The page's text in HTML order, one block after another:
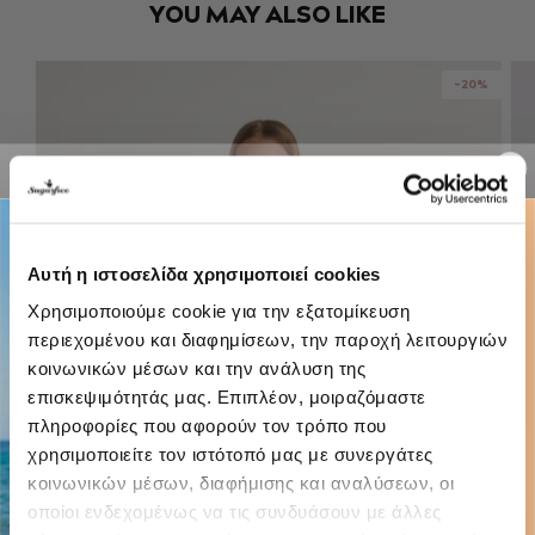
Αυτή η ιστοσελίδα χρησιμοποιεί cookies
Χρησιμοποιούμε cookie για την εξατομίκευση
περιεχομένου και διαφημίσεων, την παροχή λειτουργιών
κοινωνικών μέσων και την ανάλυση της
επισκεψιμότητάς μας. Επιπλέον, μοιραζόμαστε
πληροφορίες που αφορούν τον τρόπο που
χρησιμοποιείτε τον ιστότοπό μας με συνεργάτες
κοινωνικών μέσων, διαφήμισης και αναλύσεων, οι
οποίοι ενδεχομένως να τις συνδυάσουν με άλλες
YOU MAY ALSO LIKE
-20%